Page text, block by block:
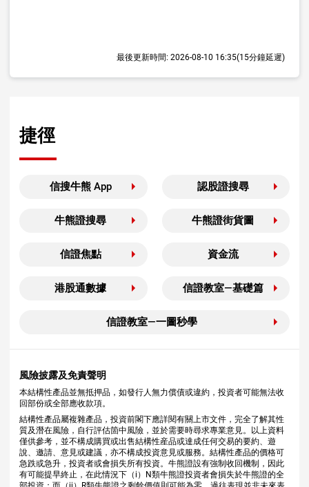
最後更新時間: 2026-08-10 16:35(15分鐘延遲)
捷徑
信搜牛熊 App 認股證搜尋
牛熊證搜尋 牛熊證街貨圖
信證焦點 資金流
港股通數據 信證教室—基礎篇
信證教室—一圖秒學
風險披露及免責聲明
本結構性產品並無抵押品，如發行人無力償債或違約，投資者可能無法收
回部份或全部應收款項。
結構性產品屬複雜產品，投資前閣下應詳閱有關上市文件，完全了解其性
質及潛在風險，自行評估箇中風險，並於需要時尋求專業意見。以上資料
僅供參考，並不構成購買或出售結構性産品或達成任何交易的要約、遊
說、邀請、意見或建議，亦不構成投資意見或服務。結構性產品的價格可
急跌或急升，投資者或會損失所有投資。牛熊證設有強制收回機制，因此
有可能提早終止，在此情況下（i）N類牛熊證投資者會損失於牛熊證的全